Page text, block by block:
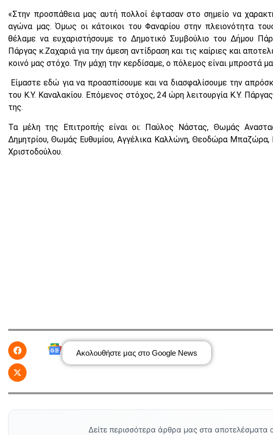
«Στην προσπάθεια μας αυτή πολλοί έφτασαν στο σημείο να
αγώνα μας. Όμως οι κάτοικοι του Φαναρίου στην πλειονότητα
θέλαμε να ευχαριστήσουμε το Δημοτικό Συμβούλιο του Δήμου
Πάργας κ.Ζαχαριά για την άμεση αντίδραση και τις καίριες και
κοινό μας στόχο. Την μάχη την κερδίσαμε, ο πόλεμος είναι μπροστά
Είμαστε εδώ για να προασπίσουμε και να διασφαλίσουμε την
του Κ.Υ. Καναλακίου. Επόμενος στόχος, 24 ώρη λειτουργία Κ.Υ.
της.
Τα μέλη της Επιτροπής είναι οι: Παύλος Νάστας, Θωμάς
Δημητρίου, Θωμάς Ευθυμίου, Αγγέλικα Καλλώνη, Θεοδώρα Μπαζώρα,
Χριστοδούλου.
Ακολουθήστε μας στο Google News
Δείτε περισσότερα άρθρα μας στα αποτελέσματα